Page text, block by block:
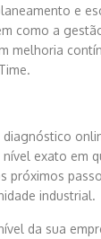
e
como a
melhoria
exato em
próximos
industrial.
da sua